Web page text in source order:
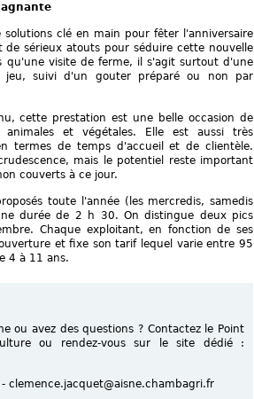
clé en main pour fêter l'anniversaire
sérieux atouts pour séduire cette nouvelle
qu'une visite de ferme, il s'agit surtout d'une
jeu, suivi d'un gouter préparé ou non par
cette prestation est une belle occasion de
et végétales. Elle est aussi très
termes de temps d'accueil et de clientèle.
mais le potentiel reste important
couverts à ce jour.
toute l'année (les mercredis, samedis
durée de 2 h 30. On distingue deux pics
Chaque exploitant, en fonction de ses
et fixe son tarif lequel varie entre 95
4 à 11 ans.
ou avez des questions ? Contactez le Point
ou rendez-vous sur le site dédié :
clemence.jacquet@aisne.chambagri.fr